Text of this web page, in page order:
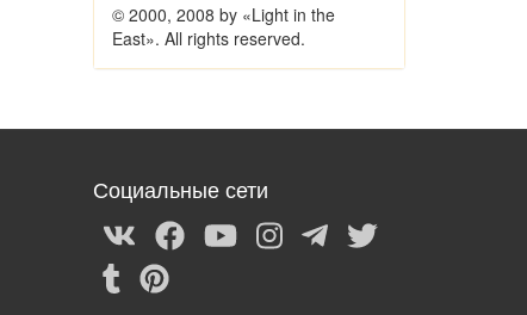
© 2000, 2008 by «Light in the
East». All rights reserved.
Социальные сети